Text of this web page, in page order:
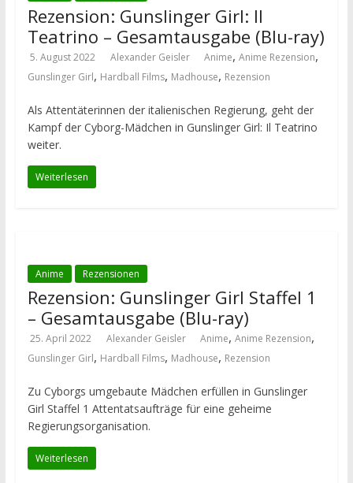
Rezension: Gunslinger Girl: Il
Teatrino – Gesamtausgabe (Blu-ray)
5. August 2022 Alexander Geisler Anime, Anime Rezension,
Gunslinger Girl, Hardball Films, Madhouse, Rezension
Als Attentäterinnen der italienischen Regierung, geht der
Kampf der Cyborg-Mädchen in Gunslinger Girl: Il Teatrino
weiter.
Weiterlesen
Anime Rezensionen
Rezension: Gunslinger Girl Staffel 1
– Gesamtausgabe (Blu-ray)
25. April 2022 Alexander Geisler Anime, Anime Rezension,
Gunslinger Girl, Hardball Films, Madhouse, Rezension
Zu Cyborgs umgebaute Mädchen erfüllen in Gunslinger
Girl Staffel 1 Attentatsaufträge für eine geheime
Regierungsorganisation.
Weiterlesen